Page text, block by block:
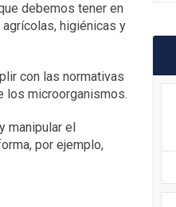
debemos tener en
higiénicas y
con las normativas
los microorganismos.
manipular el
por ejemplo,